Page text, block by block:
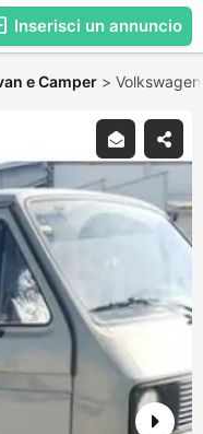
Inserisci un annuncio
e Camper >